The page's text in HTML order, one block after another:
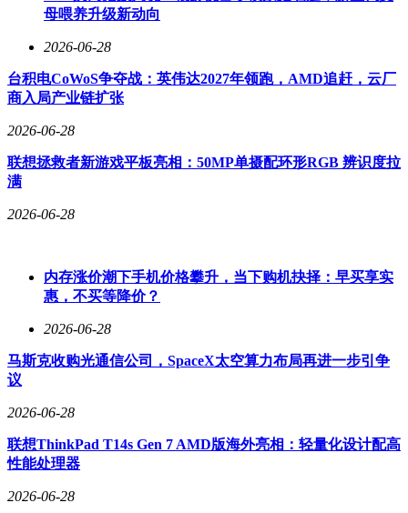
母喂养升级新动向
2026-06-28
台积电CoWoS争夺战：英伟达2027年领跑，AMD追赶，云厂
商入局产业链扩张
2026-06-28
联想拯救者新游戏平板亮相：50MP单摄配环形RGB 辨识度拉
满
2026-06-28
内存涨价潮下手机价格攀升，当下购机抉择：早买享实
惠，不买等降价？
2026-06-28
马斯克收购光通信公司，SpaceX太空算力布局再进一步引争
议
2026-06-28
联想ThinkPad T14s Gen 7 AMD版海外亮相：轻量化设计配高
性能处理器
2026-06-28